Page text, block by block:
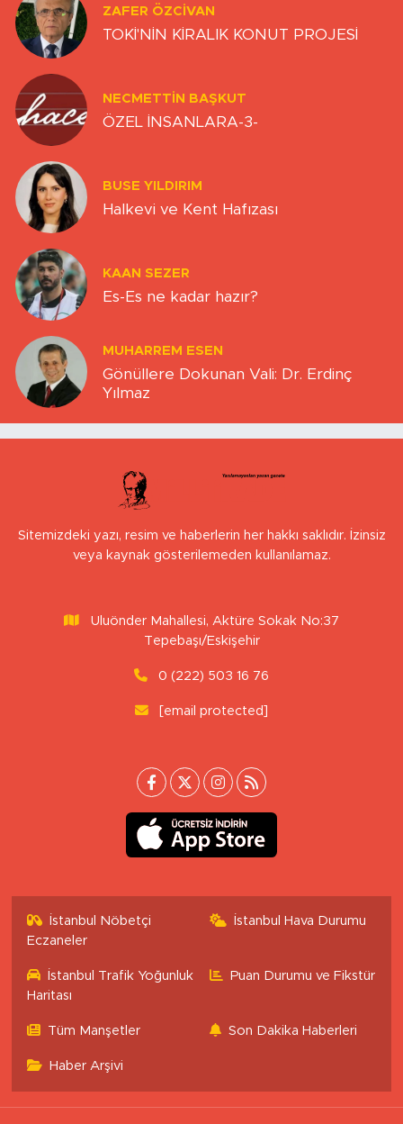
ZAFER ÖZCIVAN
TOKİ'NİN KİRALIK KONUT PROJESİ
NECMETTIN BAŞKUT
ÖZEL İNSANLARA-3-
BUSE YILDIRIM
Halkevi ve Kent Hafızası
KAAN SEZER
Es-Es ne kadar hazır?
MUHARREM ESEN
Gönüllere Dokunan Vali: Dr. Erdinç
Yılmaz
Sitemizdeki yazı, resim ve haberlerin her hakkı saklıdır. İzinsiz
veya kaynak gösterilemeden kullanılamaz.
Uluönder Mahallesi, Aktüre Sokak No:37
Tepebaşı/Eskişehir
0 (222) 503 16 76
[email protected]
İstanbul Nöbetçi
Eczaneler
İstanbul Hava Durumu
İstanbul Trafik Yoğunluk
Haritası
Puan Durumu ve Fikstür
Tüm Manşetler Son Dakika Haberleri
Haber Arşivi